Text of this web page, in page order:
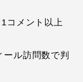
コメント以上
ール訪問数で判